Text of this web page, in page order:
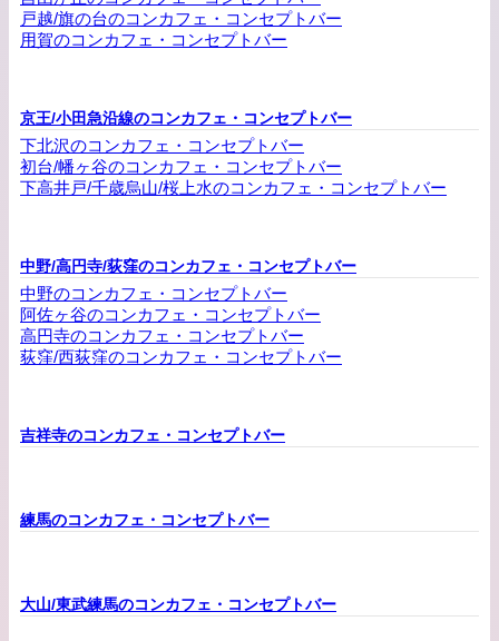
戸越/旗の台のコンカフェ・コンセプトバー
用賀のコンカフェ・コンセプトバー
京王/小田急沿線のコンカフェ・コンセプトバー
下北沢のコンカフェ・コンセプトバー
初台/幡ヶ谷のコンカフェ・コンセプトバー
下高井戸/千歳烏山/桜上水のコンカフェ・コンセプトバー
中野/高円寺/荻窪のコンカフェ・コンセプトバー
中野のコンカフェ・コンセプトバー
阿佐ヶ谷のコンカフェ・コンセプトバー
高円寺のコンカフェ・コンセプトバー
荻窪/西荻窪のコンカフェ・コンセプトバー
吉祥寺のコンカフェ・コンセプトバー
練馬のコンカフェ・コンセプトバー
大山/東武練馬のコンカフェ・コンセプトバー